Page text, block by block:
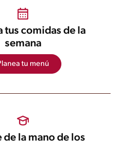
tus comidas de la
semana
tu menú
la mano de los